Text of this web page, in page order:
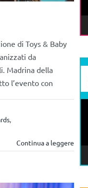
di Toys & Baby
da
Madrina della
l’evento con
,
Continua a leggere